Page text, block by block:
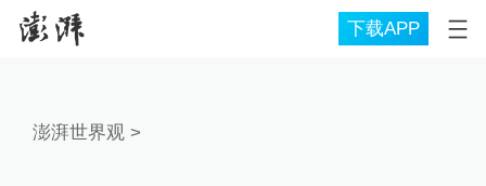
下载APP
澎湃世界观>